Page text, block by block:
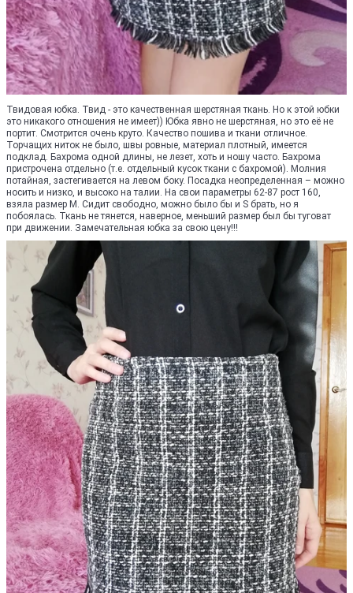
Твидовая юбка. Твид - это качественная шерстяная ткань. Но к этой юбки
это никакого отношения не имеет)) Юбка явно не шерстяная, но это её не
портит. Смотрится очень круто. Качество пошива и ткани отличное.
Торчащих ниток не было, швы ровные, материал плотный, имеется
подклад. Бахрома одной длины, не лезет, хоть и ношу часто. Бахрома
пристрочена отдельно (т.е. отдельный кусок ткани с бахромой). Молния
потайная, застегивается на левом боку. Посадка неопределенная – можно
носить и низко, и высоко на талии. На свои параметры 62-87 рост 160,
взяла размер М. Сидит свободно, можно было бы и S брать, но я
побоялась. Ткань не тянется, наверное, меньший размер был бы туговат
при движении. Замечательная юбка за свою цену!!!